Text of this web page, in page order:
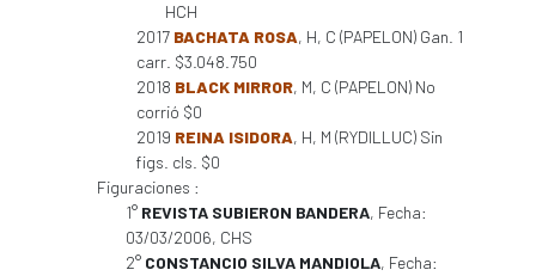
HCH
2017 BACHATA ROSA, H, C (PAPELON) Gan. 1
carr. $3.048.750
2018 BLACK MIRROR, M, C (PAPELON) No
corrió $0
2019 REINA ISIDORA, H, M (RYDILLUC) Sin
figs. cls. $0
Figuraciones :
1° REVISTA SUBIERON BANDERA, Fecha:
03/03/2006, CHS
2° CONSTANCIO SILVA MANDIOLA, Fecha: